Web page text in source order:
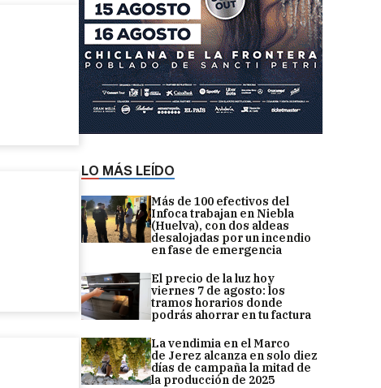
LO MÁS LEÍDO
Más de 100 efectivos del
Infoca trabajan en Niebla
(Huelva), con dos aldeas
desalojadas por un incendio
en fase de emergencia
El precio de la luz hoy
viernes 7 de agosto: los
tramos horarios donde
podrás ahorrar en tu factura
La vendimia en el Marco
de Jerez alcanza en solo diez
días de campaña la mitad de
la producción de 2025